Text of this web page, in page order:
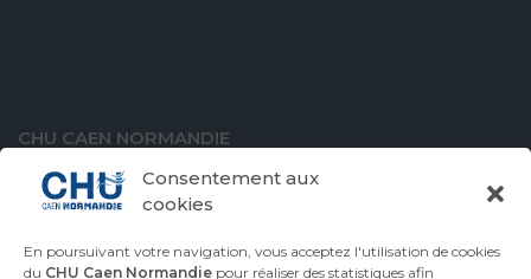
Consentement aux
cookies
En poursuivant votre navigation, vous acceptez l'utilisation de cookies
du CHU Caen Normandie pour réaliser des statistiques afin
CHU CAEN NORMANDIE
14000 Caen